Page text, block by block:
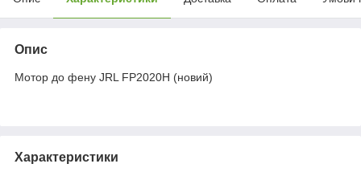
Опис
Мотор до фену JRL FP2020H (новий)
Характеристики